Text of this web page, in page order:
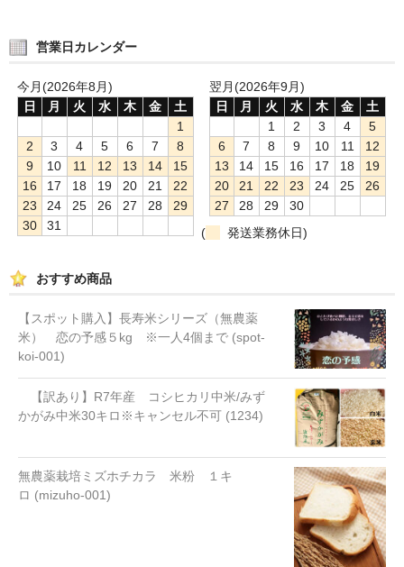
営業日カレンダー
今月(2026年8月)
日
月 火 水 木 金
土
1
2
3 4 5 6 7
8
9
10 11 12 13 14
15
16
17 18 19 20 21
22
23
24 25 26 27 28
29
30
31
翌月(2026年9月)
日
月 火 水 木 金
土
1
2 3 4
5
6
7 8 9 10 11
12
13
14 15 16 17 18
19
20
21 22 23 24 25
26
27
28 29
30
(
発送業務休日)
おすすめ商品
【スポット購入】長寿米シリーズ（無農薬
米） 恋の予感５kg ※一人4個まで (spot-
koi-001)
【訳あり】R7年産 コシヒカリ中米/みず
かがみ中米30キロ※キャンセル不可 (1234)
無農薬栽培ミズホチカラ 米粉 １キ
ロ (mizuho-001)